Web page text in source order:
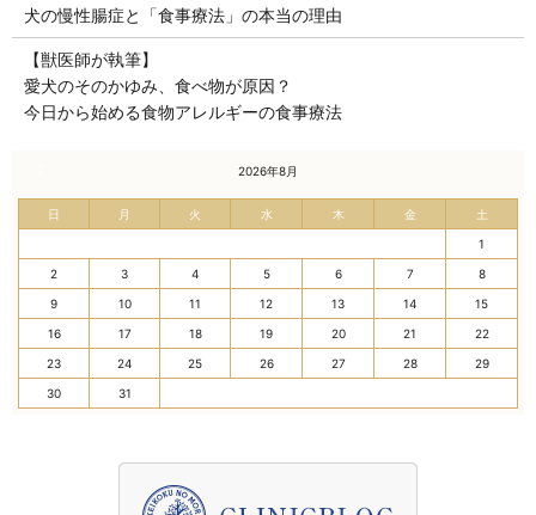
犬の慢性腸症と「食事療法」の本当の理由
【獣医師が執筆】
愛犬のそのかゆみ、食べ物が原因？
今日から始める食物アレルギーの食事療法
2026年8月
日 月 火 水 木 金 土
1
2 3 4 5 6 7 8
9 10 11 12 13 14 15
16 17 18 19 20 21 22
23 24 25 26 27 28 29
30 31